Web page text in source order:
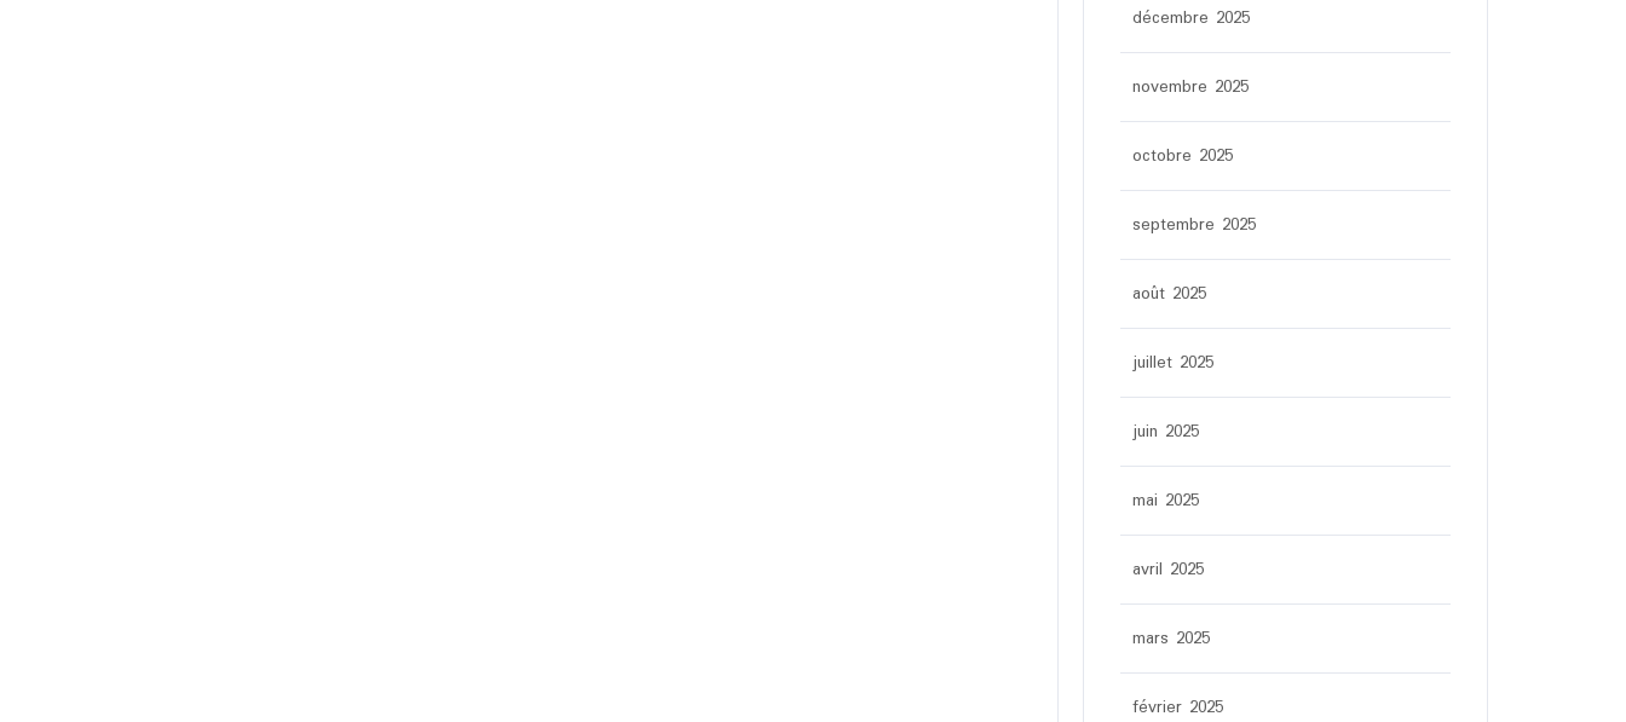
décembre 2025
novembre 2025
octobre 2025
septembre 2025
août 2025
juillet 2025
juin 2025
mai 2025
avril 2025
mars 2025
février 2025